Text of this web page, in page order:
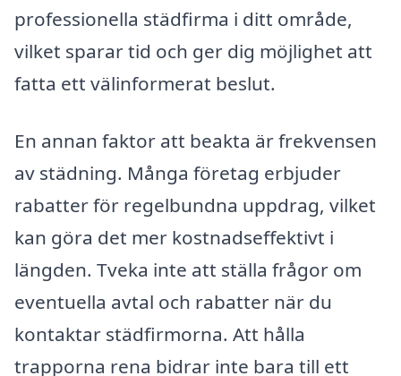
professionella städfirma i ditt område,
vilket sparar tid och ger dig möjlighet att
fatta ett välinformerat beslut.
En annan faktor att beakta är frekvensen
av städning. Många företag erbjuder
rabatter för regelbundna uppdrag, vilket
kan göra det mer kostnadseffektivt i
längden. Tveka inte att ställa frågor om
eventuella avtal och rabatter när du
kontaktar städfirmorna. Att hålla
trapporna rena bidrar inte bara till ett